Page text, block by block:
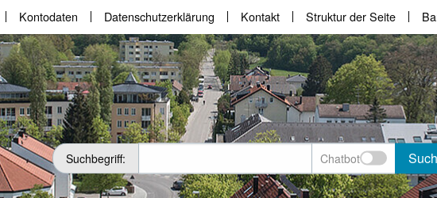
Kontodaten Datenschutzerklärung Kontakt Struktur der Seite
Suchbegriff: Chatbot